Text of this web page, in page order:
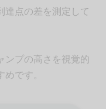
達点の差を測定して
ンプの高さを視覚的
です。